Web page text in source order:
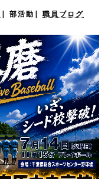
| 部活動 | 職員ブログ